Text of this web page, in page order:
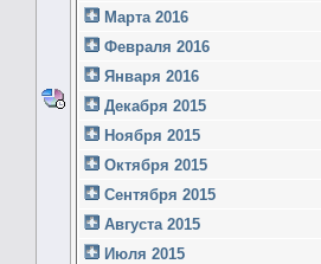
Марта 2016
Февраля 2016
Января 2016
Декабря 2015
Ноября 2015
Октября 2015
Сентября 2015
Августа 2015
Июля 2015